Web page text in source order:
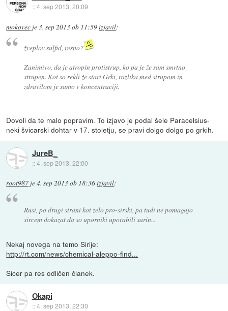
::4. sep 2013, 20:09
mokovec je3. sep 2013 ob 11:59izjavil:
žveplov sulfid, resno?
Zanimivo, da je atropin protistrup, ko pa je že sam smrtno
strupen. Kot so rekli že stari Grki, razlika med strupom in
zdravilom je samo v koncentraciji.
Dovoli da te malo popravim. To izjavo je podal šele Paracelsius-
neki švicarski dohtar v 17. stoletju, se pravi dolgo dolgo po grkih.
JureB_
::4. sep 2013, 22:00
root987 je4. sep 2013 ob 18:36izjavil:
Rusi, po drugi strani kot zelo pro-sirski, pa tudi ne pomagajo
sircem dokazat da so uporniki uporabili sarin...
Nekaj novega na temo Sirije:
http://rt.com/news/chemical-aleppo-find...
Sicer pa res odličen članek.
Okapi
::4. sep 2013, 22:30